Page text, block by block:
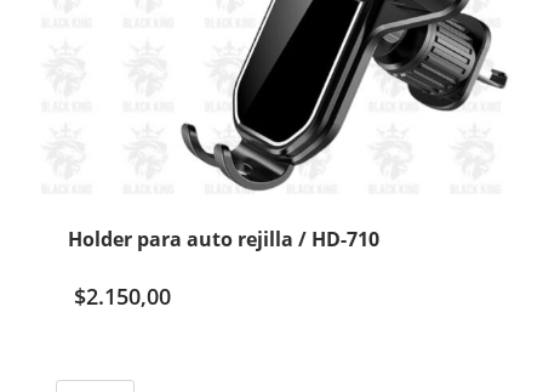
Holder para auto rejilla / HD-710
$2.150,00